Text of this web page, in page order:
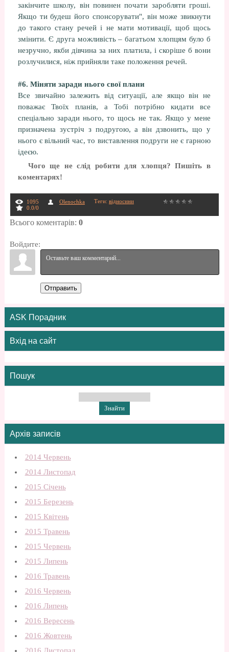
закінчите школу, він повинен почати заробляти гроші.
Якщо ти будеш його спонсорувати", він може звикнути
до такого стану речей і не мати мотивації, щоб щось
змінити. Є друга можливість – багатьом хлопцям було б
незручно, якби дівчина за них платила, і скоріше б вони
розлучилися, ніж прийняли таке положення речей.
#6. Міняти заради нього свої плани
Все звичайно залежить від ситуації, але якщо він не
поважає Твоїх планів, а Тобі потрібно кидати все
спеціально заради нього, то щось не так. Якщо у мене
призначена зустріч з подругою, а він дзвонить, що у
нього є вільний час, то виставлення подруги не є гарною
ідеєю.
Чого ще не слід робити для хлопця? Пишіть в
коментарях!
1095 Olenochka Теги: відносини
0.0/0
Всього коментарів: 0
Войдите:
Отправить
ASK Порадник
Вхід на сайт
Пошук
Архів записів
2014 Червень
2014 Листопад
2015 Січень
2015 Березень
2015 Квітень
2015 Травень
2015 Червень
2015 Липень
2016 Травень
2016 Червень
2016 Липень
2016 Вересень
2016 Жовтень